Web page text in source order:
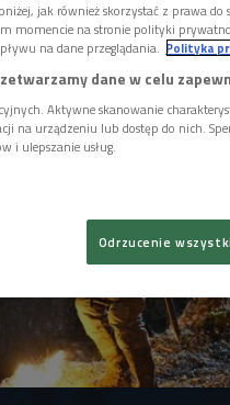
jak również skorzystać z prawa do
momencie na stronie polityki
na dane przeglądania. Polityka
dane w celu
Aktywne skanowanie
na urządzeniu lub dostęp do nich.
i ulepszanie usług.
Odrzucenie